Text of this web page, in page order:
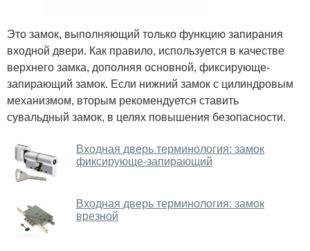
Это замок, выполняющий только функцию запирания
входной двери. Как правило, используется в качестве
верхнего замка, дополняя основной, фиксирующе-
запирающий замок. Если нижний замок с цилиндровым
механизмом, вторым рекомендуется ставить
сувальдный замок, в целях повышения безопасности.
Входная дверь терминология: замок
фиксирующе-запирающий
Входная дверь терминология: замок
врезной